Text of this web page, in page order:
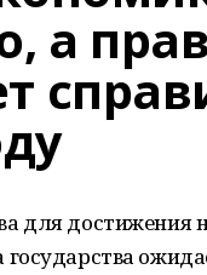
а
для достижения